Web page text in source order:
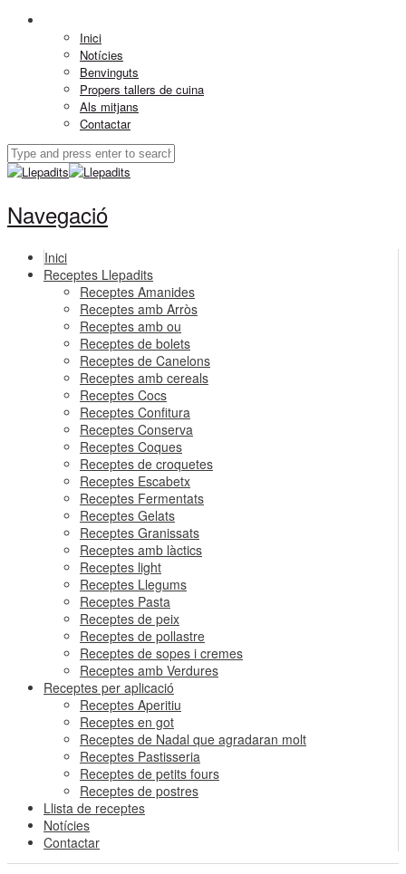
Inici
Notícies
Benvinguts
Propers tallers de cuina
Als mitjans
Contactar
Navegació
Inici
Receptes Llepadits
Receptes Amanides
Receptes amb Arròs
Receptes amb ou
Receptes de bolets
Receptes de Canelons
Receptes amb cereals
Receptes Cocs
Receptes Confitura
Receptes Conserva
Receptes Coques
Receptes de croquetes
Receptes Escabetx
Receptes Fermentats
Receptes Gelats
Receptes Granissats
Receptes amb làctics
Receptes light
Receptes Llegums
Receptes Pasta
Receptes de peix
Receptes de pollastre
Receptes de sopes i cremes
Receptes amb Verdures
Receptes per aplicació
Receptes Aperitiu
Receptes en got
Receptes de Nadal que agradaran molt
Receptes Pastisseria
Receptes de petits fours
Receptes de postres
Llista de receptes
Notícies
Contactar